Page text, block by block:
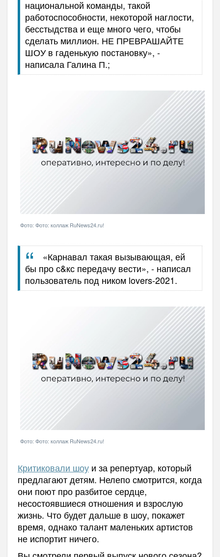
национальной команды, такой
работоспособности, некоторой наглости,
бесстыдства и еще много чего, чтобы
сделать миллион. НЕ ПРЕВРАШАЙТЕ
ШОУ в гаденькую постановку», -
написала Галина П.;
Фото: Фото: коллаж RuNews24.ru!
«Карнавал такая вызывающая, ей
бы про с&кс передачу вести», - написал
пользователь под ником lovers-2021.
Фото: Фото: коллаж RuNews24.ru!
Критиковали шоуи за репертуар, который
предлагают детям. Нелепо смотрится, когда
они поют про разбитое сердце,
несостоявшиеся отношения и взрослую
жизнь. Что будет дальше в шоу, покажет
время, однако талант маленьких артистов
не испортит ничего.